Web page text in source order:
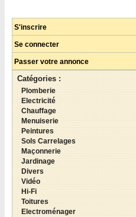
S'inscrire
Se connecter
Passer votre annonce
Catégories :
Plomberie
Electricité
Chauffage
Menuiserie
Peintures
Sols Carrelages
Maçonnerie
Jardinage
Divers
Vidéo
Hi-Fi
Toitures
Electroménager